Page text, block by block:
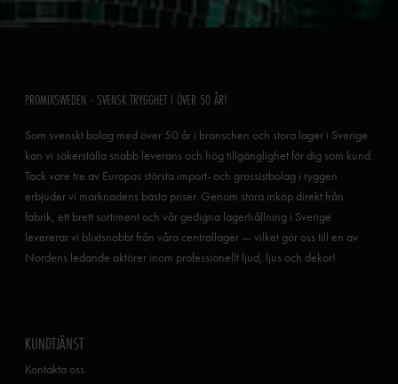
PROMIXSWEDEN - SVENSK TRYGGHET I ÖVER 50 ÅR!
Som svenskt bolag med över 50 år i branschen och stora lager i Sverige
kan vi säkerställa snabb leverans och hög tillgänglighet för dig som kund.
Tack vare tre av Europas största import- och grossistbolag i ryggen
erbjuder vi marknadens bästa priser. Genom stora inköp direkt från
fabrik, ett brett sortiment och vår gedigna lagerhållning i Sverige
levererar vi blixtsnabbt från våra centrallager — vilket gör oss till en av
Nordens ledande aktörer inom professionellt ljud, ljus och dekor!
KUNDTJÄNST
Kontakta oss